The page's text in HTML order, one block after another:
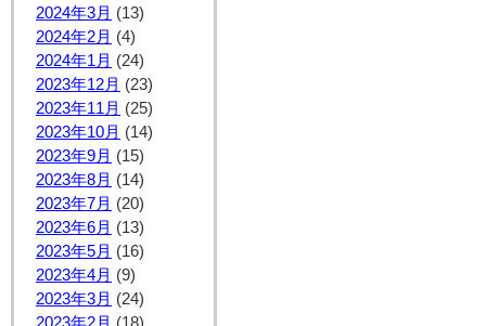
2024年3月 (13)
2024年2月 (4)
2024年1月 (24)
2023年12月 (23)
2023年11月 (25)
2023年10月 (14)
2023年9月 (15)
2023年8月 (14)
2023年7月 (20)
2023年6月 (13)
2023年5月 (16)
2023年4月 (9)
2023年3月 (24)